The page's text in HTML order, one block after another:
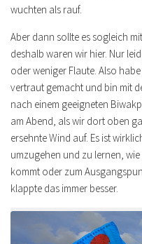
wuchten als rauf.
Aber dann sollte es sogleich
deshalb waren wir hier. Nur
oder weniger Flaute. Also
vertraut gemacht und bin mit
nach einem geeigneten
am Abend, als wir dort oben
ersehnte Wind auf. Es ist
umzugehen und zu lernen,
kommt oder zum
klappte das immer besser.